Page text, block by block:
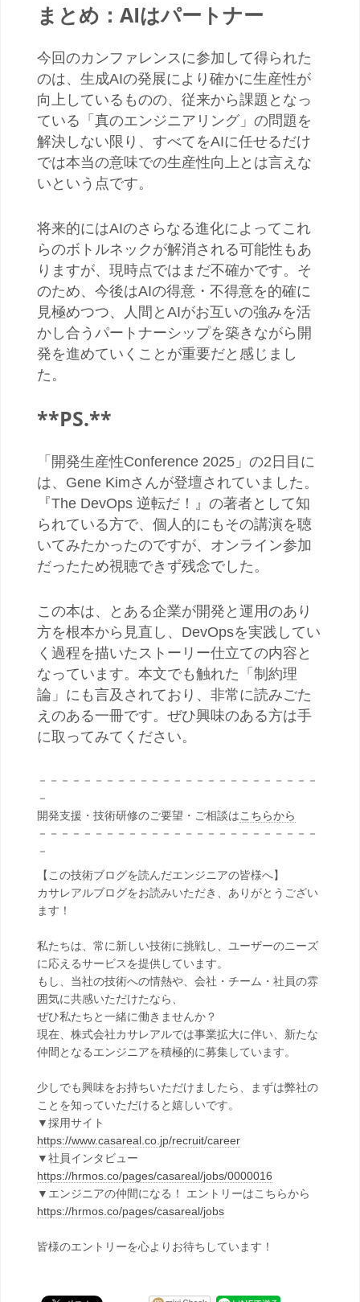
まとめ： AIはパートナー
今回のカンファレンスに参加して得られた
のは、生成AIの発展により確かに生産性が
向上しているものの、従来から課題となっ
ている「真のエンジニアリング」の問題を
解決しない限り、すべてをAIに任せるだけ
では本当の意味での生産性向上とは言えな
いという点です。
将来的にはAIのさらなる進化によってこれ
らのボトルネックが解消される可能性もあ
りますが、現時点ではまだ不確かです。そ
のため、今後はAIの得意・不得意を的確に
見極めつつ、人間と AIがお互いの強みを活
かし合うパートナーシップを築きながら開
発を進めていくことが重要だと感じまし
た。
**PS.**
「開発生産性Conference 2025 」の2 日目に
は、 Gene Kimさんが登壇されていました。
『The DevOps 逆転だ！』の著者として知
られている方で、個人的にもその講演を聴
いてみたかったのですが、オンライン参加
だったため視聴できず残念でした。
この本は、とある企業が開発と運用のあり
方を根本から見直し、 DevOpsを実践してい
く過程を描いたストーリー仕立ての内容と
なっています。本文でも触れた「制約理
論」にも言及されており、非常に読みごた
えのある一冊です。ぜひ興味のある方は手
に取ってみてください。
－－－－－－－－－－－－－－－－－－－－－－－－－
－
開発支援・技術研修のご要望・ご相談はこちらから
－－－－－－－－－－－－－－－－－－－－－－－－－
－
【この技術ブログを読んだエンジニアの皆様へ】
カサレアルブログをお読みいただき、ありがとうござい
ます！
私たちは、常に新しい技術に挑戦し、ユーザーのニーズ
に応えるサービスを提供しています。
もし、当社の技術への情熱や、会社・チーム・社員の雰
囲気に共感いただけたなら、
ぜひ私たちと一緒に働きませんか？
現在、株式会社カサレアルでは事業拡大に伴い、新たな
仲間となるエンジニアを積極的に募集しています。
少しでも興味をお持ちいただけましたら、まずは弊社の
ことを知っていただけると嬉しいです。
▼採用サイト
https://www.casareal.co.jp/recruit/career
▼社員インタビュー
https://hrmos.co/pages/casareal/jobs/0000016
▼エンジニアの仲間になる！ エントリーはこちらから
https://hrmos.co/pages/casareal/jobs
皆様のエントリーを心よりお待ちしています！